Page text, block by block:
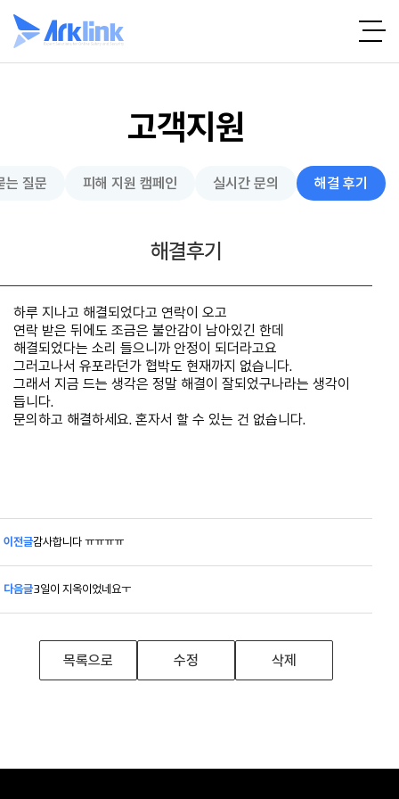
고객지원
는 질문 피해 지원 캠페인 실시간 문의 해결 후기
해결후기
하루 지나고 해결되었다고 연락이 오고
연락 받은 뒤에도 조금은 불안감이 남아있긴 한데
해결되었다는 소리 들으니까 안정이 되더라고요
그러고나서 유포라던가 협박도 현재까지 없습니다.
그래서 지금 드는 생각은 정말 해결이 잘되었구나라는 생각이
듭니다.
문의하고 해결하세요. 혼자서 할 수 있는 건 없습니다.
이전글감사합니다 ㅠㅠㅠㅠ
다음글3일이 지옥이었네요ㅜ
목록으로 수정 삭제